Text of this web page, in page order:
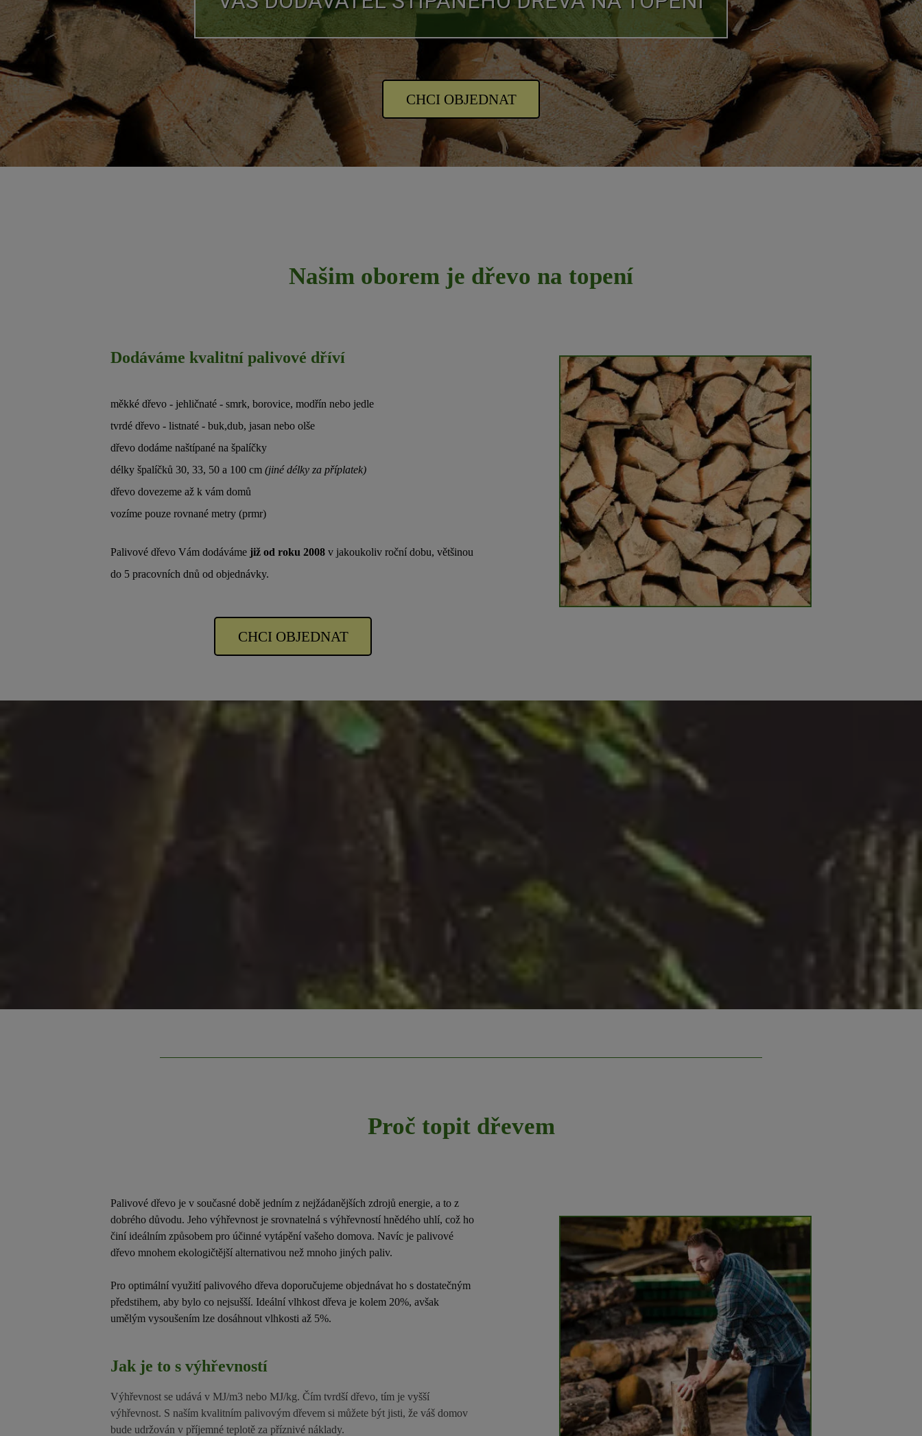
CHCI OBJEDNAT
Našim oborem je dřevo na topení
Dodáváme kvalitní palivové dříví
měkké dřevo - jehličnaté - smrk, borovice, modřín nebo jedle
tvrdé dřevo - listnaté - buk,dub, jasan nebo olše
dřevo dodáme naštípané na špalíčky
délky špalíčků 30, 33, 50 a 100 cm(jiné délky za příplatek)
dřevo dovezeme až k vám domů
vozíme pouze rovnané metry (prmr)
Palivové dřevo Vám dodáváme již od roku 2008 v jakoukoliv roční dobu, většinou
do 5 pracovních dnů od objednávky.
CHCI OBJEDNAT
Proč topit dřevem
Palivové dřevo je v současné době jedním z nejžádanějších zdrojů energie, a to z
dobrého důvodu. Jeho výhřevnost je srovnatelná s výhřevností hnědého uhlí, což ho
činí ideálním způsobem pro účinné vytápění vašeho domova. Navíc je palivové
dřevo mnohem ekologičtější alternativou než mnoho jiných paliv.
Pro optimální využití palivového dřeva doporučujeme objednávat ho s dostatečným
předstihem, aby bylo co nejsušší. Ideální vlhkost dřeva je kolem 20%, avšak
umělým vysoušením lze dosáhnout vlhkosti až 5%.
Jak je to s výhřevností
Výhřevnost se udává v MJ/m3 nebo MJ/kg. Čím tvrdší dřevo, tím je vyšší
výhřevnost. S naším kvalitním palivovým dřevem si můžete být jisti, že váš domov
bude udržován v příjemné teplotě za příznivé náklady.